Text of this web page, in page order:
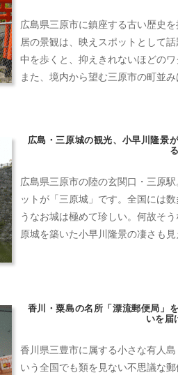
広島県三原市に鎮座する古い歴史
居の景観は、映えスポットとして
中を歩くと、抑えきれないほどの
また、境内から望む三原市の町並み
広島・三原城の観光、小早川隆景
る
広島県三原市の陸の玄関口・三原
ットが「三原城」です。全国には
うなお城は極めて珍しい。何故そ
原城を築いた小早川隆景の凄さも見
香川・粟島の名所「漂流郵便局」
いを届
香川県三豊市に属する小さな有人
いう全国でも類を見ない不思議な